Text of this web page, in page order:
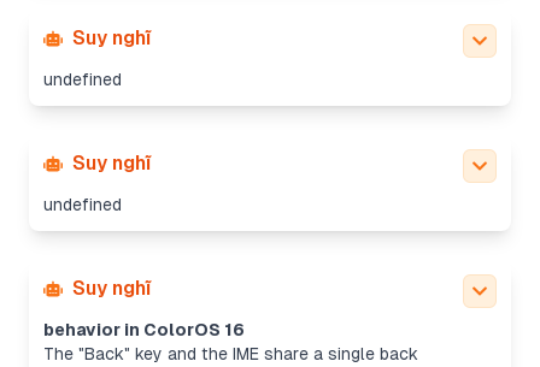
Suy nghĩ
undefined
Suy nghĩ
undefined
Suy nghĩ
behavior in ColorOS 16
The "Back" key and the IME share a single back